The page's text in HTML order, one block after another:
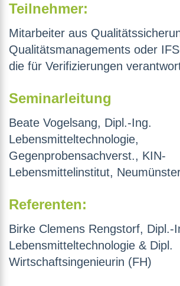
Teilnehmer:
Mitarbeiter aus
Qualitätsmanagements oder
die für Verifizierungen
Seminarleitung
Beate Vogelsang, Dipl.-Ing.
Lebensmitteltechnologie,
Gegenprobensachverst., KIN-
Lebensmittelinstitut,
Referenten:
Birke Clemens Rengstorf, Dipl.-
Lebensmitteltechnologie & Dipl.
Wirtschaftsingenieurin (FH)